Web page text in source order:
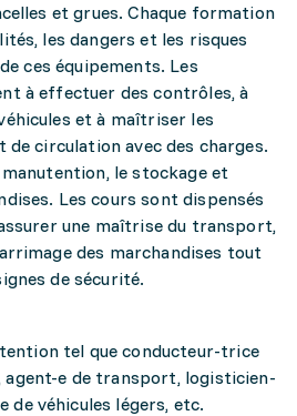
et grues. Chaque formation
les dangers et les risques
ces équipements. Les
à effectuer des contrôles, à
et à maîtriser les
de circulation avec des charges.
le stockage et
Les cours sont dispensés
une maîtrise du transport,
des marchandises tout
de sécurité.
tel que conducteur-trice
agent-e de transport, logisticien-
de véhicules légers, etc.